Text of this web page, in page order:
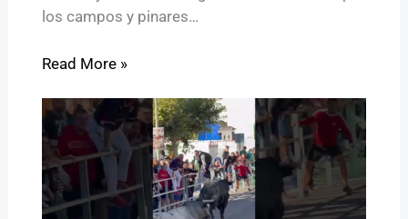
los campos y pinares…
Read More »